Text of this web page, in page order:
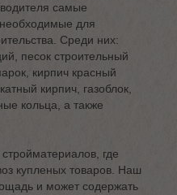
самые
для
Среди них:
песок строительный
кирпич красный
кирпич, газоблок,
кольца, а также
где
купленых товаров. Наш
и может содержать